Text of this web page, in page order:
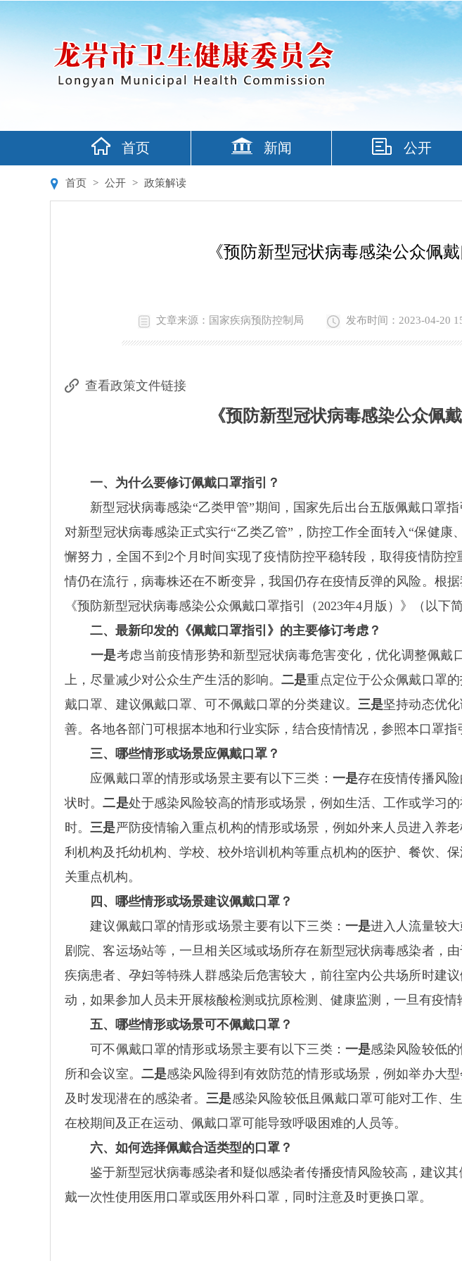
首页 新闻 公开
首页 > 公开 > 政策解读
《预防新型冠状病毒感染公众佩
文章来源：国家疾病预防控制局 发布时间：2023-04-20
查看政策文件链接
《预防新型冠状病毒感染公众佩
一、为什么要修订佩戴口罩指引？
新型冠状病毒感染“乙类甲管”期间，国家先后出台五版佩戴口罩指
对新型冠状病毒感染正式实行“乙类乙管”，防控工作全面转入“保健
懈努力，全国不到2个月时间实现了疫情防控平稳转段，取得疫情防
情仍在流行，病毒株还在不断变异，我国仍存在疫情反弹的风险。根
《预防新型冠状病毒感染公众佩戴口罩指引（2023年4月版）》（以下
二、最新印发的《佩戴口罩指引》的主要修订考虑？
一是考虑当前疫情形势和新型冠状病毒危害变化，优化调整佩
上，尽量减少对公众生产生活的影响。二是重点定位于公众佩戴口罩
戴口罩、建议佩戴口罩、可不佩戴口罩的分类建议。 三是坚持动态优
善。各地各部门可根据本地和行业实际，结合疫情情况，参照本口罩指
三、哪些情形或场景应佩戴口罩？
应佩戴口罩的情形或场景主要有以下三类： 一是存在疫情传播风
状时。二是处于感染风险较高的情形或场景，例如生活、工作或学习
时。三是严防疫情输入重点机构的情形或场景，例如外来人员进入养
利机构及托幼机构、学校、校外培训机构等重点机构的医护、餐饮、
关重点机构。
四、哪些情形或场景建议佩戴口罩？
建议佩戴口罩的情形或场景主要有以下三类： 一是进入人流量较
剧院、客运场站等，一旦相关区域或场所存在新型冠状病毒感染者，
疾病患者、孕妇等特殊人群感染后危害较大，前往室内公共场所时建
动，如果参加人员未开展核酸检测或抗原检测、健康监测，一旦有疫情
五、哪些情形或场景可不佩戴口罩？
可不佩戴口罩的情形或场景主要有以下三类： 一是感染风险较低
所和会议室。 二是感染风险得到有效防范的情形或场景，例如举办大
及时发现潜在的感染者。 三是感染风险较低且佩戴口罩可能对工作、
在校期间及正在运动、佩戴口罩可能导致呼吸困难的人员等。
六、如何选择佩戴合适类型的口罩？
鉴于新型冠状病毒感染者和疑似感染者传播疫情风险较高，建议其
戴一次性使用医用口罩或医用外科口罩，同时注意及时更换口罩。